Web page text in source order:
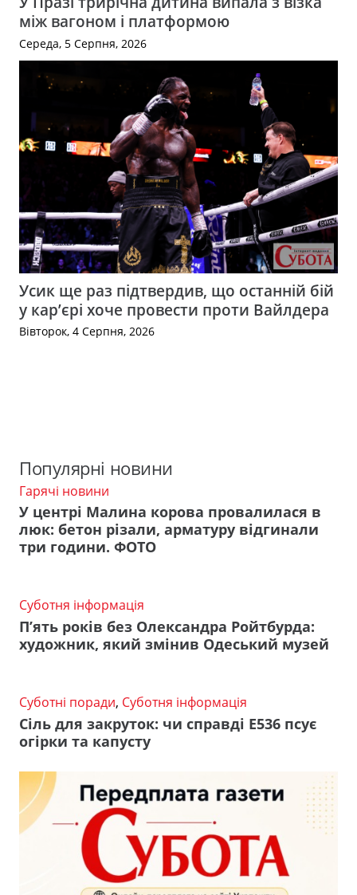
між вагоном і платформою
Середа, 5 Серпня, 2026
Усик ще раз підтвердив, що останній бій
у кар’єрі хоче провести проти Вайлдера
Вівторок, 4 Серпня, 2026
Популярні новини
Гарячі новини
У центрі Малина корова провалилася в
люк: бетон різали, арматуру відгинали
три години. ФОТО
Суботня інформація
П’ять років без Олександра Ройтбурда:
художник, який змінив Одеський музей
Суботні поради, Суботня інформація
Сіль для закруток: чи справді Е536 псує
огірки та капусту